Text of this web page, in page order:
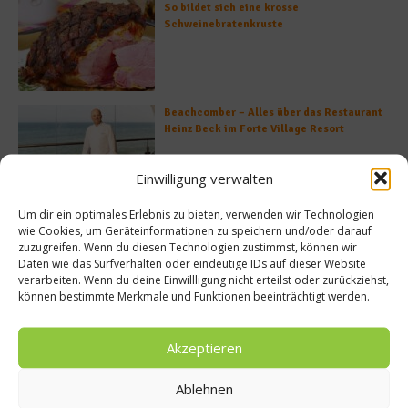
Einwilligung verwalten
Um dir ein optimales Erlebnis zu bieten, verwenden wir Technologien
wie Cookies, um Geräteinformationen zu speichern und/oder darauf
zuzugreifen. Wenn du diesen Technologien zustimmst, können wir
Daten wie das Surfverhalten oder eindeutige IDs auf dieser Website
verarbeiten. Wenn du deine Einwillligung nicht erteilst oder zurückziehst,
können bestimmte Merkmale und Funktionen beeinträchtigt werden.
Akzeptieren
Ablehnen
So bildet sich eine krosse
Schweinebratenkruste
Beachcomber – Alles über das Restaurant
Heinz Beck im Forte Village Resort
Was ist der Unterschied zwischen Limonen
und Limetten?